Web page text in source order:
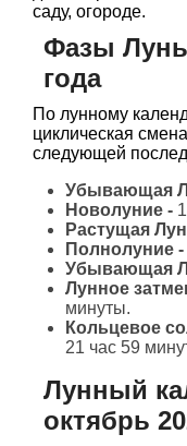
саду, огороде.
Фазы
года
По лунному
циклическая
следующей
Убывающая
Новолуние -
Растущая
Полнолуние -
Убывающая
Лунное
минуты.
Кольцевое
21 час 59
Лунный
октябрь